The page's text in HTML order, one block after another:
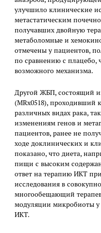
улучшило клинические
метастатическим
получавших двойную
метаболомные и
отмечены у пациентов,
по сравнению с плацебо,
возможного механизма.
Другой ЖБП, состоящий
(MRx0518), проходивший
различных видах рака,
изменениям генов и
пациентов, ранее не
ходе доклинических и
показано, что диета,
пищи с высоким
ответ на терапию ИКТ
исследования в
многообещающий
модуляции микробиоты у
ИКТ.